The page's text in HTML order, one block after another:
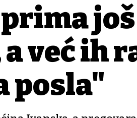
još
već ih
posla"